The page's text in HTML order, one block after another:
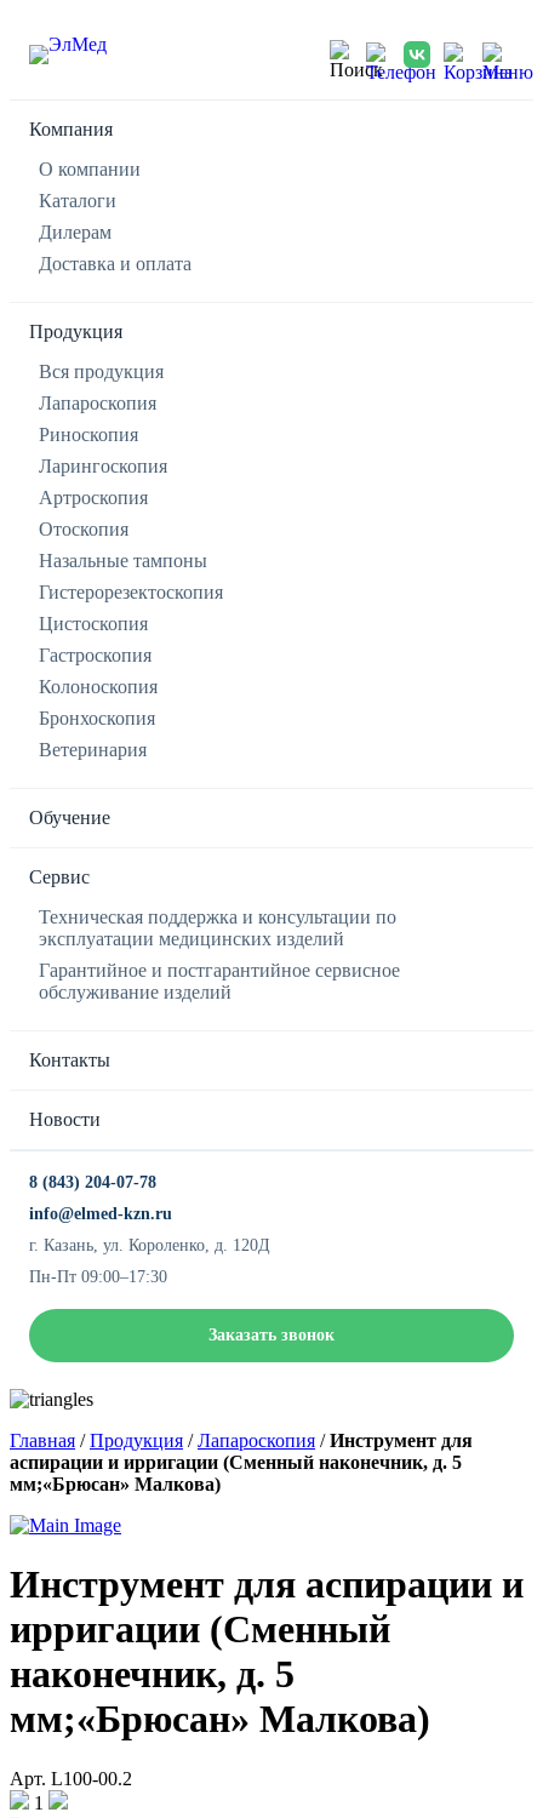
Компания
О компании
Каталоги
Дилерам
Доставка и оплата
Продукция
Вся продукция
Лапароскопия
Риноскопия
Ларингоскопия
Артроскопия
Отоскопия
Назальные тампоны
Гистерорезектоскопия
Цистоскопия
Гастроскопия
Колоноскопия
Бронхоскопия
Ветеринария
Обучение
Сервис
Техническая поддержка и консультации по
эксплуатации медицинских изделий
Гарантийное и постгарантийное сервисное
обслуживание изделий
Контакты
Новости
8 (843) 204-07-78
info@elmed-kzn.ru
г. Казань, ул. Короленко, д. 120Д
Пн-Пт 09:00–17:30
Заказать звонок
Главная /Продукция /Лапароскопия /Инструмент для
аспирации и ирригации (Сменный наконечник, д. 5
мм;«Брюсан» Малкова)
Инструмент для аспирации и
ирригации (Сменный
наконечник, д. 5
мм;«Брюсан» Малкова)
Арт. L100-00.2
1